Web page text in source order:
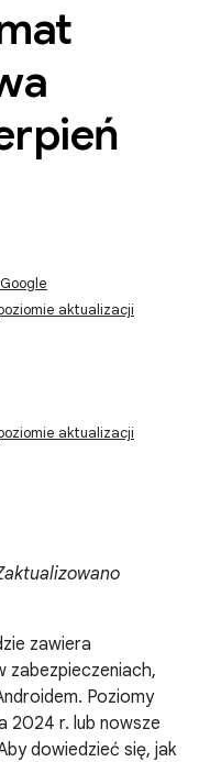
aktualizacji
aktualizacji
zawiera
zabezpieczeniach,
Poziomy
2024 r. lub nowsze
dowiedzieć się, jak